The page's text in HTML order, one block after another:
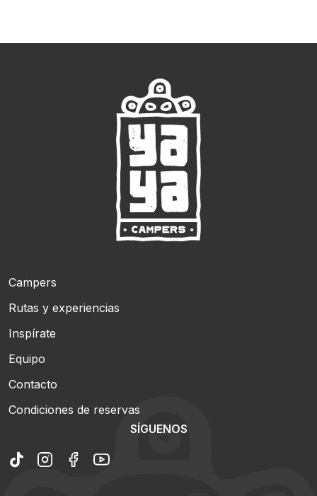
Campers
Rutas y experiencias
Inspírate
Equipo
Contacto
Condiciones de reservas
SÍGUENOS